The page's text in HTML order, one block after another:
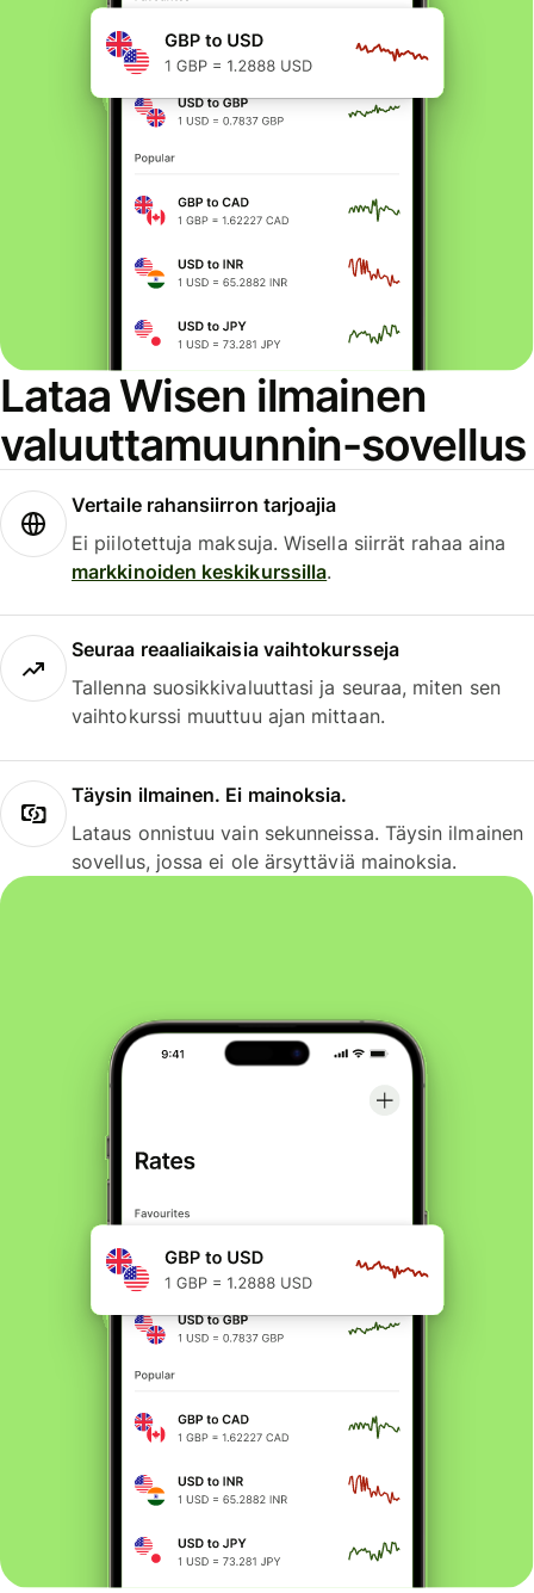
Lataa Wisen ilmainen
valuuttamuunnin-sovellus
Vertaile rahansiirron tarjoajia
Ei piilotettuja maksuja. Wisella siirrät rahaa aina
markkinoiden keskikurssilla.
Seuraa reaaliaikaisia vaihtokursseja
Tallenna suosikkivaluuttasi ja seuraa, miten sen
vaihtokurssi muuttuu ajan mittaan.
Täysin ilmainen. Ei mainoksia.
Lataus onnistuu vain sekunneissa. Täysin ilmainen
sovellus, jossa ei ole ärsyttäviä mainoksia.